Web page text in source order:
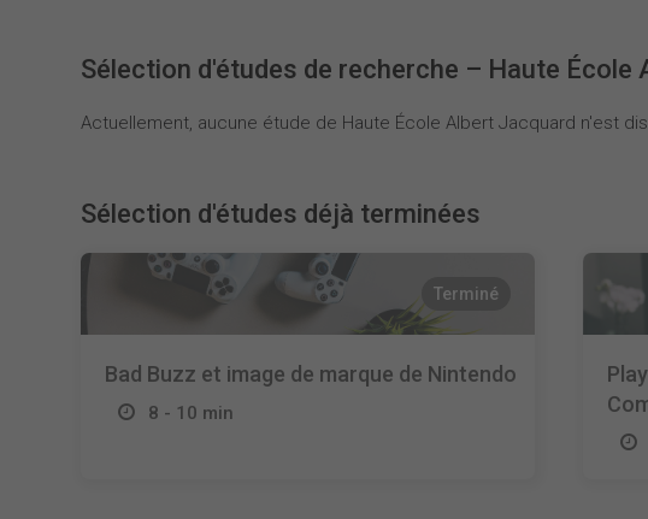
Sélection d'études de recherche – Haute École
Actuellement, aucune étude de Haute École Albert Jacquard n'est
Sélection d'études déjà terminées
Terminé
Bad Buzz et image de marque de Nintendo
8 - 10 min